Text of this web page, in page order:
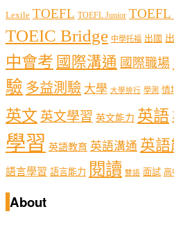
Lexile TOEFL TOEFL Junior TOEFL
TOEIC Bridge 中學托福 出國
中會考 國際溝通 國際職場
驗 多益測驗 大學 大學排行 學測 情
英文 英文學習 英文能力 英語
學習 英語教育 英語溝通 英語
語言學習 語言能力 閱讀 雙語 面試 高
About